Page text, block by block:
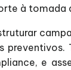
à tomada
e